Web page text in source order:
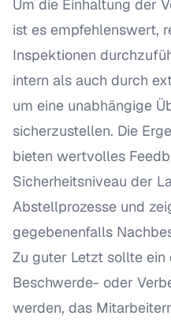
Um die Einhaltung der
ist es empfehlenswert,
Inspektionen
intern als auch durch
um eine unabhängige
sicherzustellen. Die
bieten wertvolles
Sicherheitsniveau der
Abstellprozesse und
gegebenenfalls
Zu guter Letzt sollte
Beschwerde- oder
werden, das